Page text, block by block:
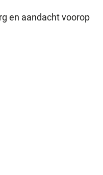
en aandacht voorop